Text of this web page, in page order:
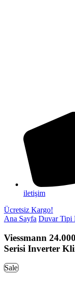
iletişim
Ücretsiz Kargo!
Ana Sayfa Duvar Tipi
Viessmann
Serisi Inverter
Sale